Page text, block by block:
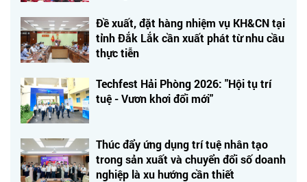
Đề xuất, đặt hàng nhiệm vụ KH&CN tại
tỉnh Đắk Lắk cần xuất phát từ nhu cầu
thực tiễn
Techfest Hải Phòng 2026: "Hội tụ trí
tuệ - Vươn khơi đổi mới"
Thúc đẩy ứng dụng trí tuệ nhân tạo
trong sản xuất và chuyển đổi số doanh
nghiệp là xu hướng cần thiết